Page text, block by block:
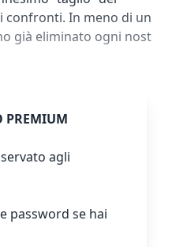
confronti. In meno di un
già eliminato ogni nost
PREMIUM
agli
password se hai